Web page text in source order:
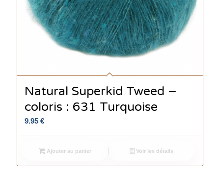
Natural Superkid Tweed –
coloris : 631 Turquoise
9.95 €
Ajouter au panier Voir les détails